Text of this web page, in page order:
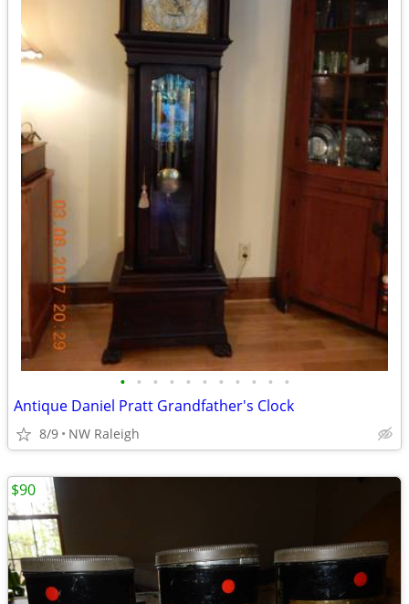
• • • • • • • • • • •
Antique Daniel Pratt Grandfather's Clock
8/9 NW Raleigh
$90